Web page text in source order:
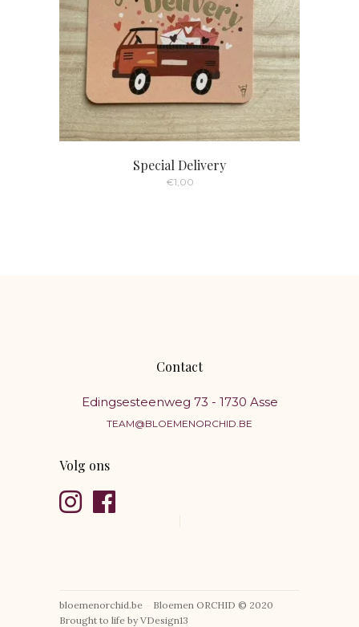
Special Delivery
€1,00
Contact
Edingsesteenweg 73 - 1730 Asse
TEAM@BLOEMENORCHID.BE
Volg ons
bloemenorchid.be Bloemen ORCHID © 2020
Brought to life by VDesign13